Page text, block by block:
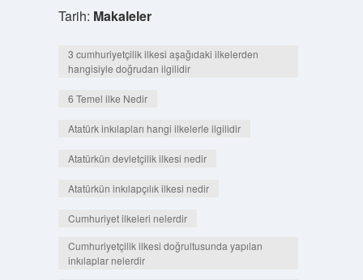
Tarih: Makaleler
3 cumhuriyetçilik ilkesi aşağıdaki ilkelerden
hangisiyle doğrudan ilgilidir
6 Temel ilke Nedir
Atatürk inkılapları hangi ilkelerle ilgilidir
Atatürkün devletçilik ilkesi nedir
Atatürkün inkılapçılık ilkesi nedir
Cumhuriyet ilkeleri nelerdir
Cumhuriyetçilik ilkesi doğrultusunda yapılan
inkılaplar nelerdir